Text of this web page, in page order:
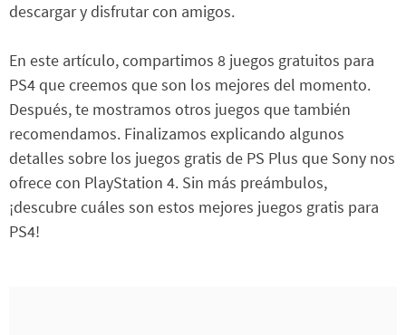
descargar y disfrutar con amigos.
En este artículo, compartimos 8 juegos gratuitos para
PS4 que creemos que son los mejores del momento.
Después, te mostramos otros juegos que también
recomendamos. Finalizamos explicando algunos
detalles sobre los juegos gratis de PS Plus que Sony nos
ofrece con PlayStation 4. Sin más preámbulos,
¡descubre cuáles son estos mejores juegos gratis para
PS4!